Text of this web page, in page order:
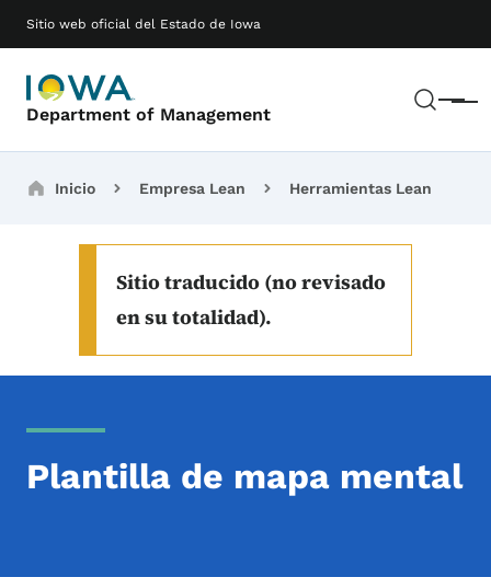
Sitio web oficial del Estado de Iowa
Department of Management Menú
Main navigation
Breadcrumbs
Inicio Empresa Lean Herramientas Lean
Sitio traducido (no revisado
en su totalidad).
Plantilla de mapa mental